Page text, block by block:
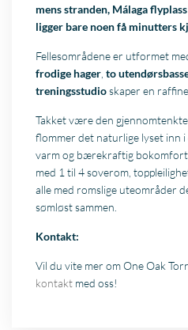
mens stranden, Málaga
ligger bare noen få minutters
Fellesområdene er utformet
frodige hager ,to
treningsstudioskaper en
Takket være den
flommer det naturlige lyset inn
varm og bærekraftig
med 1 til 4 soverom,
alle med romslige uteområder
sømløst sammen.
Kontakt:
Vil du vite mer om One Oak
kontakt med oss!